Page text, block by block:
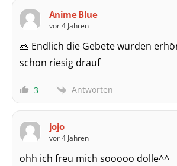
Anime Blue
vor 4 Jahren
🙏 Endlich die Gebete wurden
schon riesig drauf
3 Antworten
jojo
vor 4 Jahren
ohh ich freu mich sooooo dolle^^